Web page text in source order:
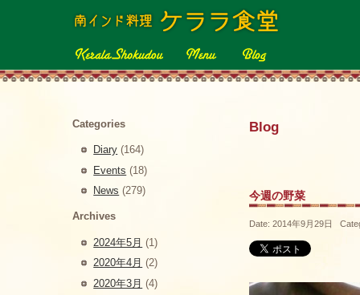
Blog
今週の野菜
Date: 2014年9月29日
Categories
Diary (164)
Events (18)
News (279)
Archives
2024年5月 (1)
2020年4月 (2)
2020年3月 (4)